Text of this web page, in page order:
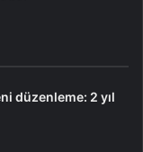
düzenleme: 2 yıl